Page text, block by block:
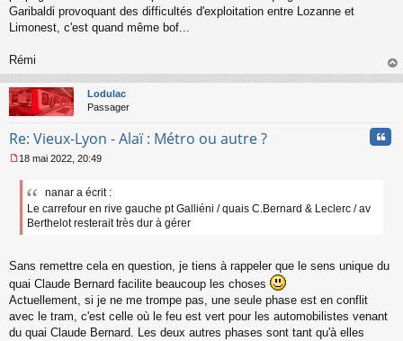
Garibaldi provoquant des difficultés d'exploitation entre Lozanne et
Limonest, c'est quand même bof...
Rémi
au
Lodulac
Passager
Re: Vieux-Lyon - Alaï : Métro ou autre ?
e
g
n
n
l
u
18 mai 2022, 20:49
nanar a écrit :
Le carrefour en rive gauche pt Galliéni / quais C.Bernard & Leclerc / av
Berthelot resterait très dur à gérer
Sans remettre cela en question, je tiens à rappeler que le sens unique du
quai Claude Bernard facilite beaucoup les choses
Actuellement, si je ne me trompe pas, une seule phase est en conflit
avec le tram, c'est celle où le feu est vert pour les automobilistes venant
du quai Claude Bernard. Les deux autres phases sont tant qu'à elles